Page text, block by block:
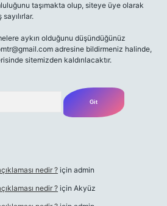
taşımakta olup, siteye üye olarak
aykırı olduğunu düşündüğünüz
adresine bildirmeniz halinde,
sitemizden kaldırılacaktır.
nedir ? için admin
nedir ? için Akyüz